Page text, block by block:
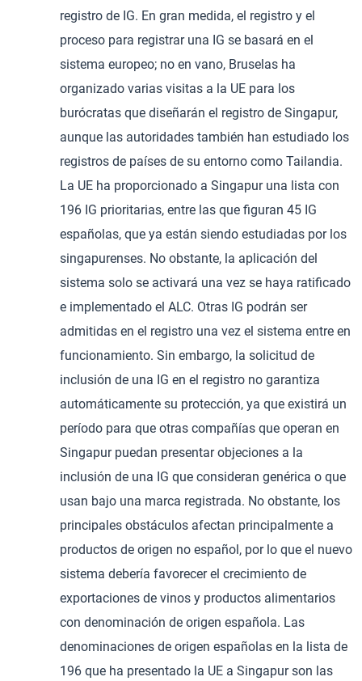
registro de IG. En gran medida, el registro y el
proceso para registrar una IG se basará en el
sistema europeo; no en vano, Bruselas ha
organizado varias visitas a la UE para los
burócratas que diseñarán el registro de Singapur,
aunque las autoridades también han estudiado los
registros de países de su entorno como Tailandia.
La UE ha proporcionado a Singapur una lista con
196 IG prioritarias, entre las que figuran 45 IG
españolas, que ya están siendo estudiadas por los
singapurenses. No obstante, la aplicación del
sistema solo se activará una vez se haya ratificado
e implementado el ALC. Otras IG podrán ser
admitidas en el registro una vez el sistema entre en
funcionamiento. Sin embargo, la solicitud de
inclusión de una IG en el registro no garantiza
automáticamente su protección, ya que existirá un
período para que otras compañías que operan en
Singapur puedan presentar objeciones a la
inclusión de una IG que consideran genérica o que
usan bajo una marca registrada. No obstante, los
principales obstáculos afectan principalmente a
productos de origen no español, por lo que el nuevo
sistema debería favorecer el crecimiento de
exportaciones de vinos y productos alimentarios
con denominación de origen española. Las
denominaciones de origen españolas en la lista de
196 que ha presentado la UE a Singapur son las